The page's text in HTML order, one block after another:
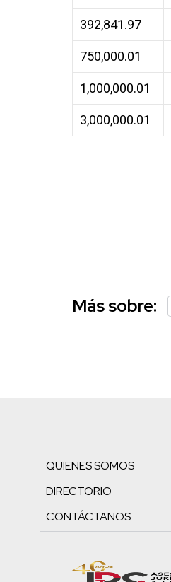
392,841.97
750,000.01
1,000,000.01
3,000,000.01
Más sobre:
QUIENES SOMOS
DIRECTORIO
CONTÁCTANOS